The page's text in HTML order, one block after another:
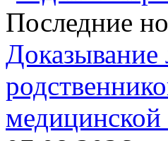
Последние